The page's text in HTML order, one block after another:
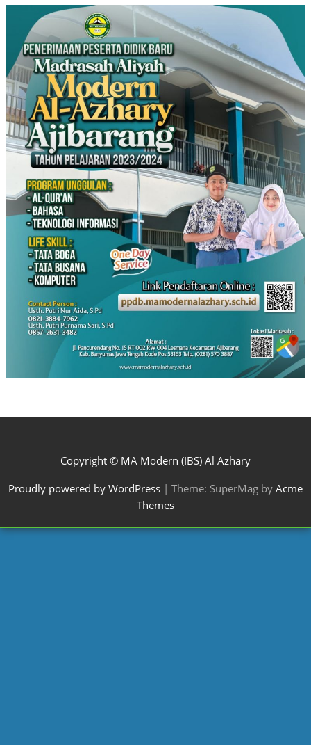
Copyright © MA Modern (IBS) Al Azhary
Proudly powered by WordPress | Theme: SuperMag by Acme
Themes